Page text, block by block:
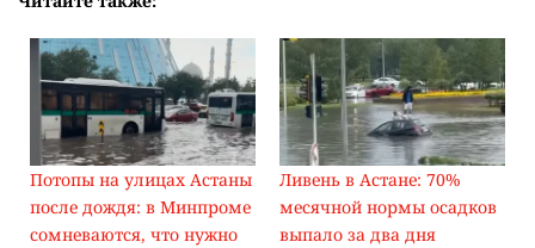
Потопы на улицах Астаны
после дождя: в Минпроме
сомневаются, что нужно
Ливень в Астане: 70%
месячной нормы осадков
выпало за два дня